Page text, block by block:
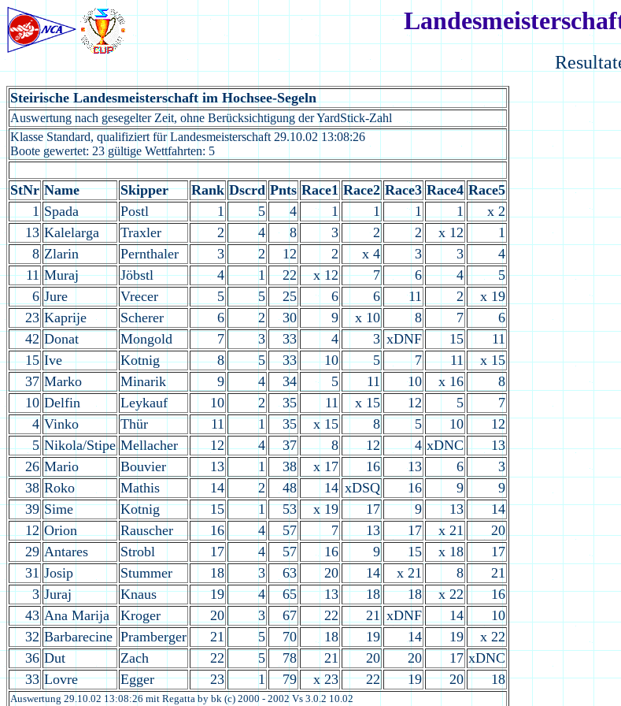
Steirische Landesmeisterschaft im Hochsee-Segeln
Auswertung nach gesegelter Zeit, ohne Berücksichtigung der YardStick-Zahl
Klasse Standard, qualifiziert für Landesmeisterschaft 29.10.02 13:08:26
Boote gewertet: 23 gültige Wettfahrten: 5
StNr Name Skipper Rank Dscrd Pnts Race1 Race2 Race3 Race4 Race5
1 Spada Postl 1 5 4 1 1 1 1
x 2
13 Kalelarga Traxler 2 4 8 3 2 2 x 12
1
8 Zlarin Pernthaler 3 2 12 2 x 4 3 3
4
11 Muraj Jöbstl 4 1 22 x 12 7 6 4
5
6 Jure Vrecer 5 5 25 6 6 11 2
x 19
23 Kaprije Scherer 6 2 30 9 x 10 8 7
6
42 Donat Mongold 7 3 33 4 3 xDNF 15
11
15 Ive Kotnig 8 5 33 10 5 7 11
x 15
37 Marko Minarik 9 4 34 5 11 10 x 16
8
10 Delfin Leykauf 10 2 35 11 x 15 12 5
7
4 Vinko Thür 11 1 35 x 15 8 5 10
12
5 Nikola/Stipe Mellacher 12 4 37 8 12 4 xDNC
13
26 Mario Bouvier 13 1 38 x 17 16 13 6
3
38 Roko Mathis 14 2 48 14 xDSQ 16 9
9
39 Sime Kotnig 15 1 53 x 19 17 9 13
14
12 Orion Rauscher 16 4 57 7 13 17 x 21
20
29 Antares Strobl 17 4 57 16 9 15 x 18
17
31 Josip Stummer 18 3 63 20 14 x 21 8
21
3 Juraj Knaus 19 4 65 13 18 18 x 22
16
43 Ana Marija Kroger 20 3 67 22 21 xDNF 14
10
32 Barbarecine Pramberger 21 5 70 18 19 14 19
x 22
36 Dut Zach 22 5 78 21 20 20 17 xDNC
33 Lovre Egger 23 1 79 x 23 22 19 20 18
Auswertung 29.10.02 13:08:26 mit Regatta by bk (c) 2000 - 2002 Vs 3.0.2 10.02